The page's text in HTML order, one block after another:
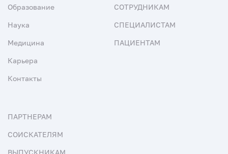
Образование
Наука
Медицина
Карьера
Контакты
СОТРУДНИКАМ
СПЕЦИАЛИСТАМ
ПАЦИЕНТАМ
ПАРТНЕРАМ
СОИСКАТЕЛЯМ
ВЫПУСКНИКАМ